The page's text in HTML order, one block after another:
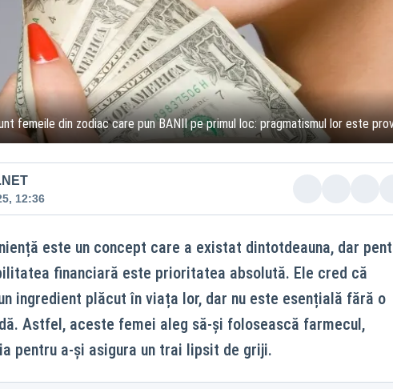
femeile din zodiac care pun BANII pe primul loc: pragmatismul lor este
12:36
este un concept care a existat dintotdeauna, dar
financiară este prioritatea absolută. Ele cred că
ingredient plăcut în viața lor, dar nu este esențială fără o
Astfel, aceste femei aleg să-și folosească farmecul,
pentru a-și asigura un trai lipsit de griji.